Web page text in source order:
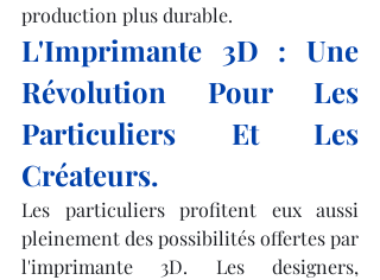
production plus durable.
L'Imprimante 3D : Une
Révolution Pour Les
Particuliers Et Les
Créateurs.
Les particuliers profitent eux aussi
pleinement des possibilités offertes par
l'imprimante 3D. Les designers,